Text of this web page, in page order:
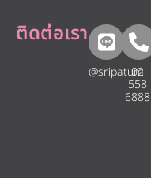
ติดต่อเรา
@sripatum
02
558
6888